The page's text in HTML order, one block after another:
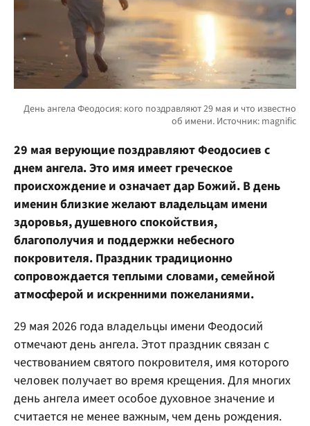
29 мая верующие поздравляют Феодосиев с
днем ангела. Это имя имеет греческое
происхождение и означает дар Божий. В день
именин близкие желают владельцам имени
здоровья, душевного спокойствия,
благополучия и поддержки небесного
покровителя. Праздник традиционно
сопровождается теплыми словами, семейной
атмосферой и искренними пожеланиями.
29 мая 2026 года владельцы имени Феодосий
отмечают день ангела. Этот праздник связан с
чествованием святого покровителя, имя которого
человек получает во время крещения. Для многих
день ангела имеет особое духовное значение и
считается не менее важным, чем день рождения.